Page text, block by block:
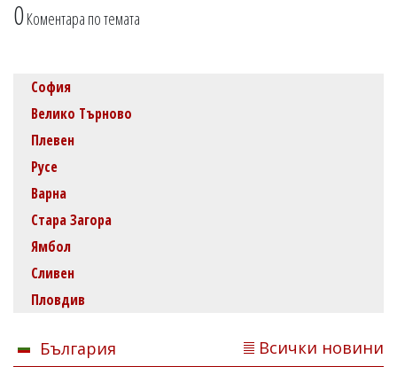
0Коментара по темата
София
Велико Търново
Плевен
Русе
Варна
Стара Загора
Ямбол
Сливен
Пловдив
България Всички новини